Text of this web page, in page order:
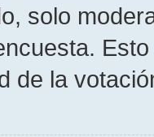
solo
de la